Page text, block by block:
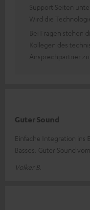
Support Seiten
Wird die
Bei Fragen stehen
Kollegen des
Ansprechpartner
Guter Sound
Einfache Integration ins
Basses. Guter Sound
Volker B.